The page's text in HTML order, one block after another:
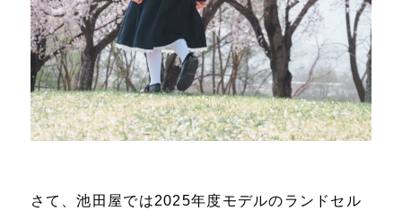
さて、池田屋では2025年度モデルのランドセル